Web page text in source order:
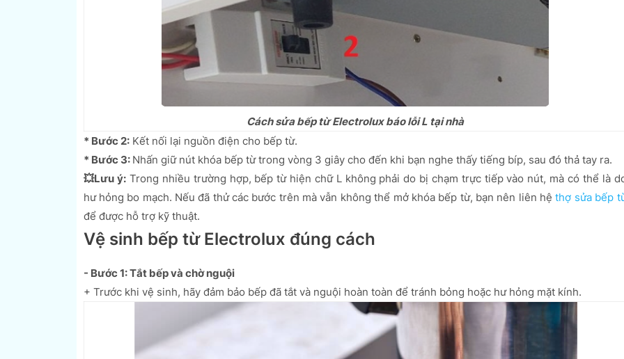
Cách sửa bếp từ Electrolux báo lỗi L tại nhà
* Bước 2:Kết nối lại nguồn điện cho bếp từ.
* Bước 3: Nhấn giữ nút khóa bếp từ trong vòng 3 giây cho đến khi bạn nghe thấy tiếng bíp, sau đó thả tay ra.
💥Lưu ý: Trong nhiều trường hợp, bếp từ hiện chữ L không phải do bị chạm trực tiếp vào nút, mà có thể là
hư hỏng bo mạch. Nếu đã thử các bước trên mà vẫn không thể mở khóa bếp từ, bạn nên liên hệthợ sửa bếp
để được hỗ trợ kỹ thuật.
Vệ sinh bếp từ Electrolux đúng cách
- Bước 1: Tắt bếp và chờ nguội
+ Trước khi vệ sinh, hãy đảm bảo bếp đã tắt và nguội hoàn toàn để tránh bỏng hoặc hư hỏng mặt kính.